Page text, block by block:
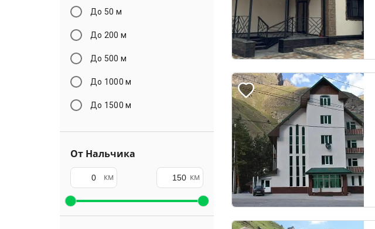
До 50 м
До 200 м
До 500 м
До 1000 м
До 1500 м
От Нальчика
км км